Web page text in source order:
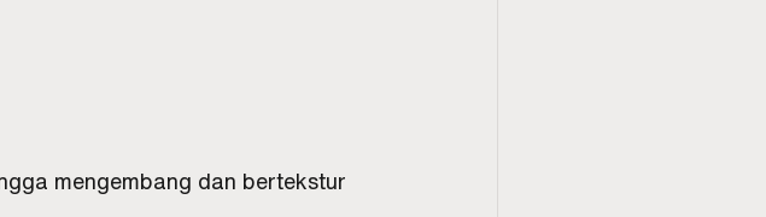
mengembang dan bertekstur